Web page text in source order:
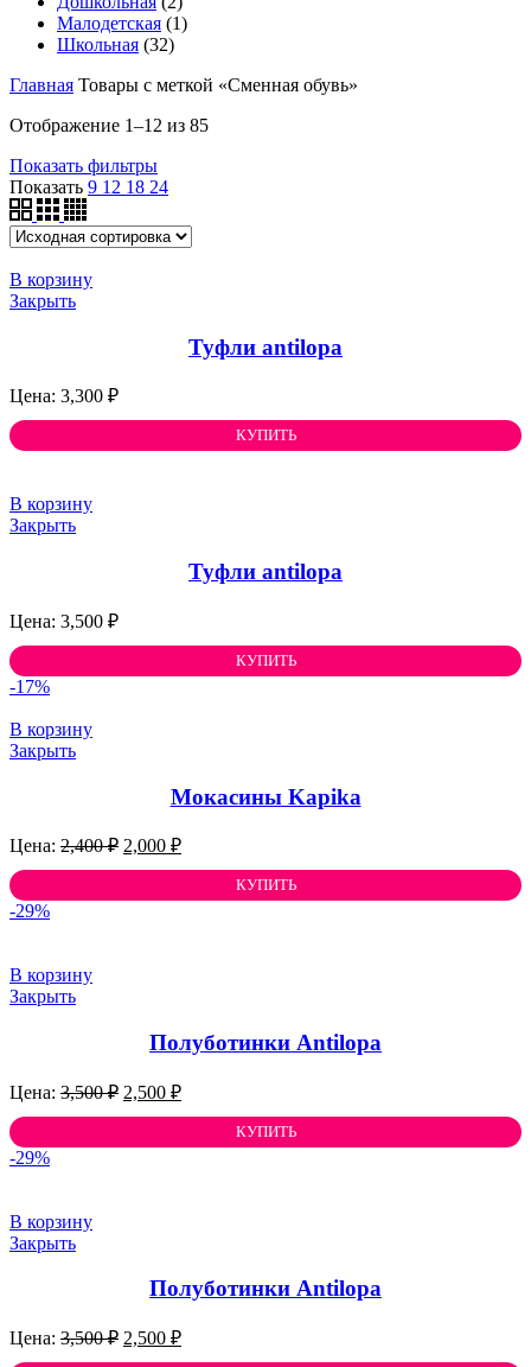
Малодетская (1)
Школьная (32)
Главная Товары с меткой «Сменная обувь»
Отображение 1–12 из 85
Показать фильтры
Показать 9 12 18 24
В корзину
Закрыть
Туфли antilopa
3,300 ₽
КУПИТЬ
В корзину
Закрыть
Туфли antilopa
3,500 ₽
КУПИТЬ
-17%
В корзину
Закрыть
Мокасины Kapika
2,400₽ Первоначальная
2,000 ₽Текущая
2,000 ₽.КУПИТЬ
-29%
В корзину
Закрыть
Полуботинки Antilopа
3,500₽ Первоначальная
2,500 ₽Текущая
2,500 ₽.КУПИТЬ
-29%
В корзину
Закрыть
Полуботинки Antilopа
3,500₽ Первоначальная
2,500 ₽Текущая